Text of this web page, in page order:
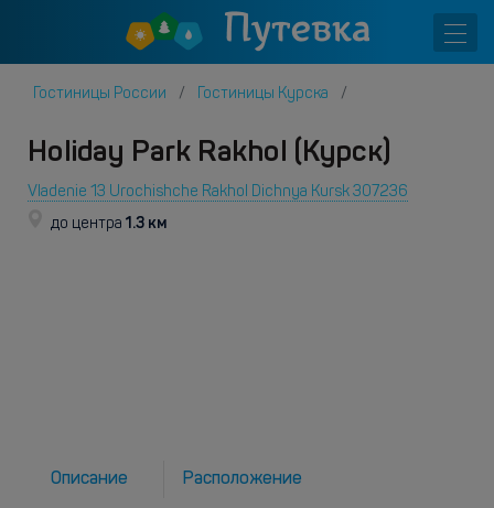
Гостиницы России Гостиницы Курска
Holiday Park Rakhol (Курск)
Vladenie 13 Urochishche Rakhol Dichnya Kursk 307236
до центра 1.3 км
Описание Расположение